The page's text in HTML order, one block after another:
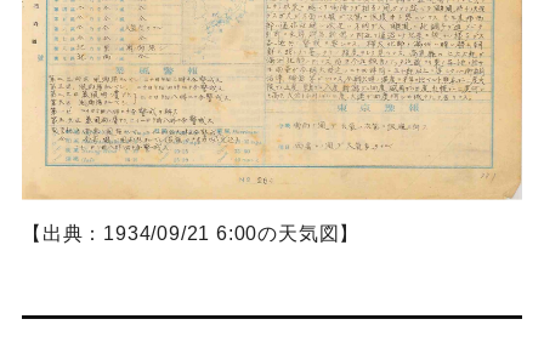
【出典：1934/09/21 6:00の天気図】